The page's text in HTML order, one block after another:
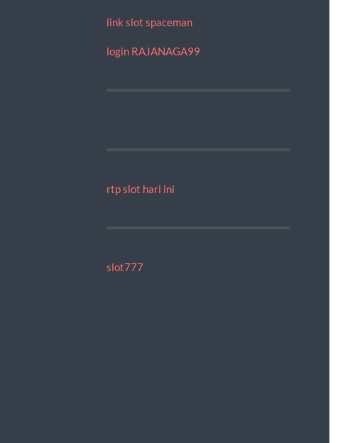
link slot spaceman
login RAJANAGA99
rtp slot hari ini
slot777